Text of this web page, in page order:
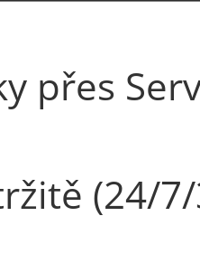
přes
(24/